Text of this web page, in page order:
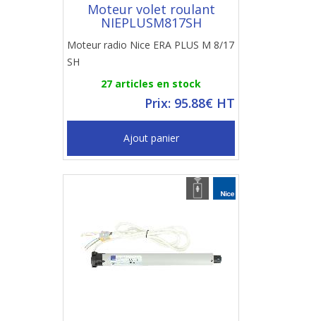
Moteur volet roulant
NIEPLUSM817SH
Moteur radio Nice ERA PLUS M 8/17
SH
27 articles en stock
Prix: 95.88€ HT
Ajout panier